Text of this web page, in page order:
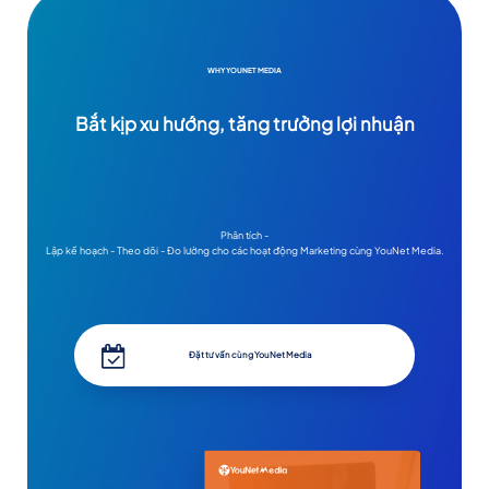
Đặt tư vấn cùng YouNet Media
WHY YOUNET MEDIA
Bắt kịp xu hướng, tăng trưởng lợi nhuận
Phân tích -
Lập kế hoạch - Theo dõi - Đo lường cho các hoạt động Marketing cùng YouNet Media.